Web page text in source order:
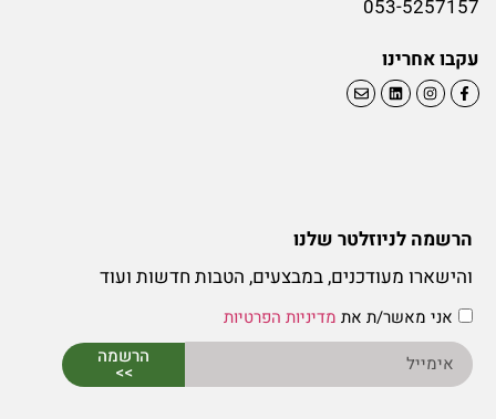
053-5257157
עקבו אחרינו
הרשמה לניוזלטר שלנו
והישארו מעודכנים, במבצעים, הטבות חדשות ועוד
אני מאשר/ת את מדיניות הפרטיות
הרשמה
>>